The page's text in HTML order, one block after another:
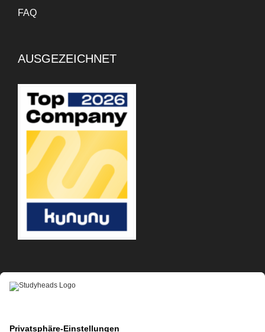
FAQ
AUSGEZEICHNET